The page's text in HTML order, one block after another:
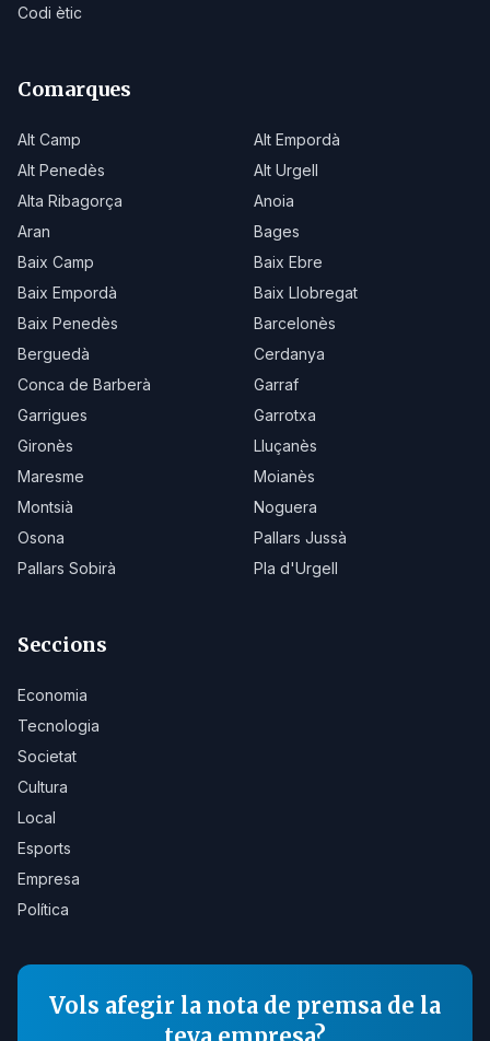
Codi ètic
Comarques
Alt Camp
Alt Empordà
Alt Penedès
Alt Urgell
Alta Ribagorça
Anoia
Aran
Bages
Baix Camp
Baix Ebre
Baix Empordà
Baix Llobregat
Baix Penedès
Barcelonès
Berguedà
Cerdanya
Conca de Barberà
Garraf
Garrigues
Garrotxa
Gironès
Lluçanès
Maresme
Moianès
Montsià
Noguera
Osona
Pallars Jussà
Pallars Sobirà
Pla d'Urgell
Seccions
Economia
Tecnologia
Societat
Cultura
Local
Esports
Empresa
Política
Vols afegir la nota de premsa de la